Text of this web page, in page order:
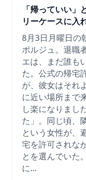
「帰っていい」
リーケースに入
8月3日月曜日の
ポルジュ。退職
エは、まだ誰も
た。公式の帰宅
が、彼女はそれ
に近い場所まで
し楽になりまし
た」。同じ頃、
という女性が、
宅を許可されな
とを選んでいた
に…